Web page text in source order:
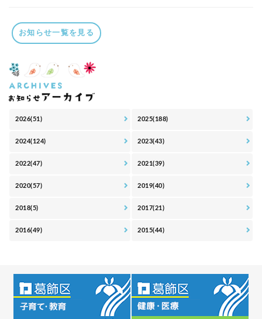
お知らせ一覧を見る
2026(51) 2025(188)
2024(124) 2023(43)
2022(47) 2021(39)
2020(57) 2019(40)
2018(5) 2017(21)
2016(49) 2015(44)